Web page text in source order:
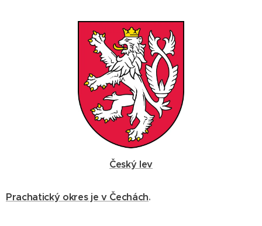
Český lev
Prachatický okres je v Čechách.